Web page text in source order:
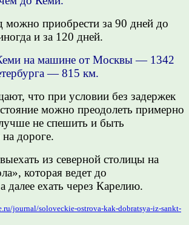
можно приобрести за 90 дней до
и за 120 дней.
на машине от Москвы — 1342
— 815 км.
что при условии без задержек
можно преодолеть примерно
не спешить и быть
дороге.
из северной столицы на
которая ведет до
далее ехать через Карелию.
journal/soloveckie-ostrova-kak-dobratsya-iz-sankt-